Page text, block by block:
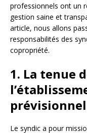
professionnels ont un
gestion saine et
article, nous allons
responsabilités des
copropriété.
1. La tenue
prévisionnel
Le syndic a pour